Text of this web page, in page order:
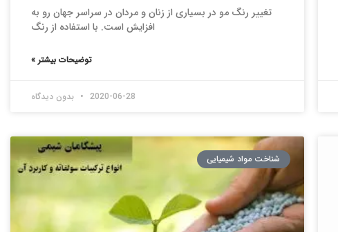
تغییر رنگ مو در بسیاری از زنان و مردان در سراسر جهان رو به
افزایش است. با استفاده از رنگ
توضیحات بیشتر »
2020-06-28 بدون دیدگاه
شناخت مواد شیمیایی